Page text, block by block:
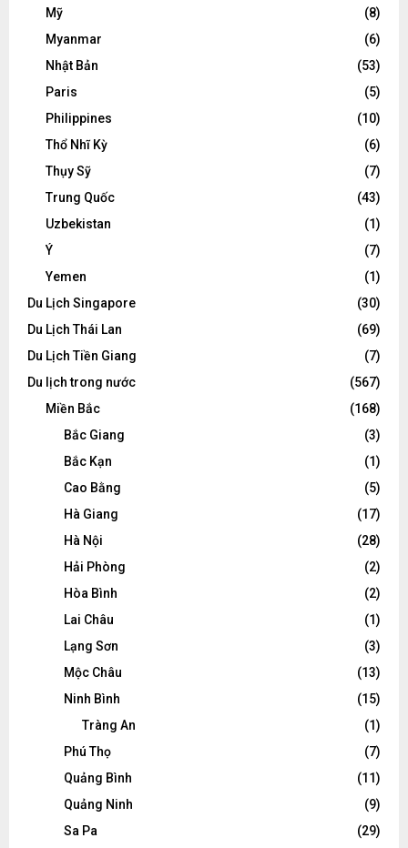
Mỹ
(8)
Myanmar
(6)
Nhật Bản
(53)
Paris
(5)
Philippines
(10)
Thổ Nhĩ Kỳ
(6)
Thụy Sỹ
(7)
Trung Quốc
(43)
Uzbekistan
(1)
Ý
(7)
Yemen
(1)
Du Lịch Singapore
(30)
Du Lịch Thái Lan
(69)
Du Lịch Tiền Giang
(7)
Du lịch trong nước
(567)
Miền Bắc
(168)
Bắc Giang
(3)
Bắc Kạn
(1)
Cao Bằng
(5)
Hà Giang
(17)
Hà Nội
(28)
Hải Phòng
(2)
Hòa Bình
(2)
Lai Châu
(1)
Lạng Sơn
(3)
Mộc Châu
(13)
Ninh Bình
(15)
Tràng An
(1)
Phú Thọ
(7)
Quảng Bình
(11)
Quảng Ninh
(9)
Sa Pa
(29)